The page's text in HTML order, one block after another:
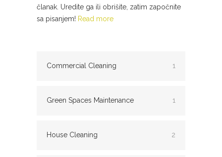
članak. Uredite ga ili obrišite, zatim započnite
sa pisanjem! Read more
Commercial Cleaning 1
Green Spaces Maintenance 1
House Cleaning 2